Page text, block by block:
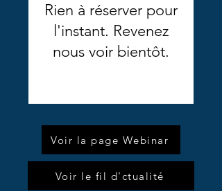
Rien à réserver pour
l'instant. Revenez
nous voir bientôt.
Voir la page Webinar
Voir le fil d'ctualité